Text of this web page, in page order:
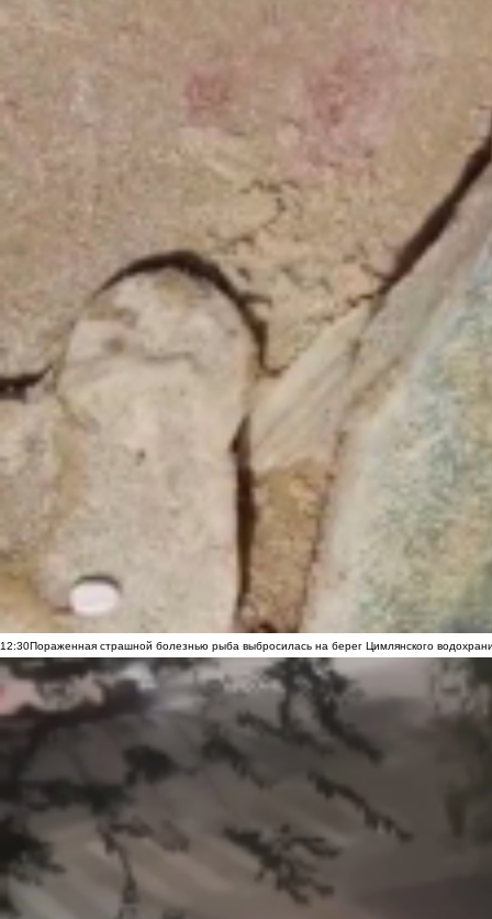
12:30Пораженная страшной болезнью рыба выбросилась на берег Цимлянского